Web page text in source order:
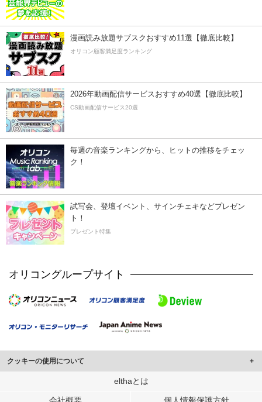
漫画読み放題サブスクおすすめ11選【徹底比較】
オリコン顧客満足度ランキング
2026年動画配信サービスおすすめ40選【徹底比較】
CS動画配信サービス20選
毎週の音楽ランキングから、ヒットの推移をチェッ
ク！
試写会、登壇イベント、サインチェキなどプレゼン
ト！
プレゼント特集
オリコングループサイト
クッキーの使用について
このサイトでは Cookie を使用して、ユーザーに合わせたコンテンツや広告の
行っています。
elthaとは